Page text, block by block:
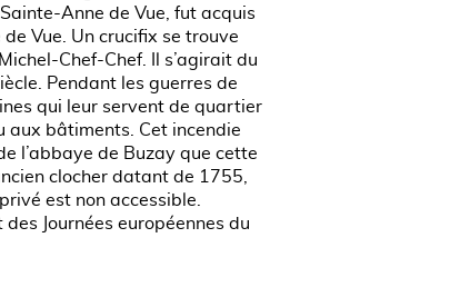
Anne de Vue, fut acquis
Vue. Un crucifix se trouve
Chef-Chef. Il s’agirait du
Pendant les guerres de
qui leur servent de quartier
aux bâtiments. Cet incendie
l’abbaye de Buzay que cette
clocher datant de 1755,
est non accessible.
Journées européennes du